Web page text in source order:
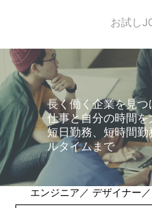
お試し
長く働く企業を見つ
仕事と自分の時間
短日勤務、短時間
ルタイムまで
エンジニア／ デザイナー